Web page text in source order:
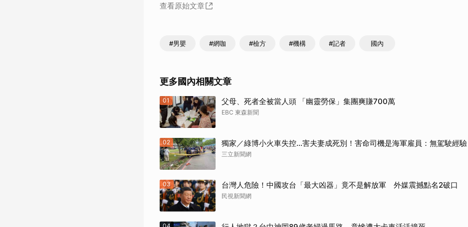
查看原始文章
#男嬰 #網咖 #檢方 #機構 #記者 國內
更多國內相關文章
01 父母、死者全被當人頭 「幽靈勞保」集團爽賺700萬
EBC 東森新聞
02 獨家／綠博小火車失控…害夫妻成死別！害命司機是海軍雇員：無駕駛經驗
三立新聞網
03 台灣人危險！中國攻台「最大凶器」竟不是解放軍 外媒震撼點名2破口
民視新聞網